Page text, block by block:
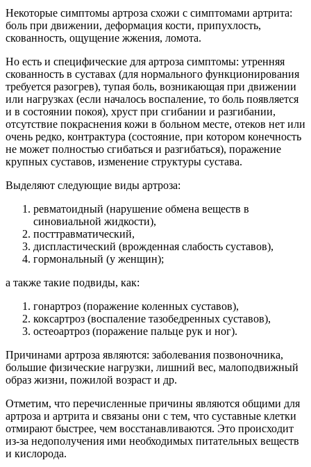
Некоторые симптомы артроза схожи с симптомами артрита:
боль при движении, деформация кости, припухлость,
скованность, ощущение жжения, ломота.
Но есть и специфические для артроза симптомы: утренняя
скованность в суставах (для нормального функционирования
требуется разогрев), тупая боль, возникающая при движении
или нагрузках (если началось воспаление, то боль появляется
и в состоянии покоя), хруст при сгибании и разгибании,
отсутствие покраснения кожи в больном месте, отеков нет или
очень редко, контрактура (состояние, при котором конечность
не может полностью сгибаться и разгибаться), поражение
крупных суставов, изменение структуры сустава.
Выделяют следующие виды артроза:
ревматоидный (нарушение обмена веществ в
синовиальной жидкости),
посттравматический,
диспластический (врожденная слабость суставов),
гормональный (у женщин);
а также такие подвиды, как:
гонартроз (поражение коленных суставов),
коксартроз (воспаление тазобедренных суставов),
остеоартроз (поражение пальце рук и ног).
Причинами артроза являются: заболевания позвоночника,
большие физические нагрузки, лишний вес, малоподвижный
образ жизни, пожилой возраст и др.
Отметим, что перечисленные причины являются общими для
артроза и артрита и связаны они с тем, что суставные клетки
отмирают быстрее, чем восстанавливаются. Это происходит
из-за недополучения ими необходимых питательных веществ
и кислорода.